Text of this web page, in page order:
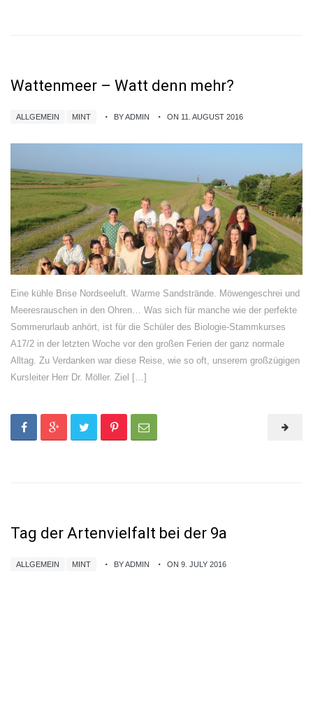
Wattenmeer – Watt denn mehr?
ALLGEMEIN MINT BY ADMIN ON 11. AUGUST 2016
Eine kühle Brise Nordseeluft. Warme Sandstrände. Möwengeschrei und
Meeresrauschen in den Ohren… Was sich für manche wie der perfekte
Sommerurlaub anhört, ist für die Schüler des Biologie-Stammkurses
A17/2 in der letzten Woche vor den großen Ferien der ganz normale
Alltag. Zu Verdanken war diese Reise, wie so oft, unserem großzügigen
Kursleiter Herr Dr. Möller. Ziel […]
Tag der Artenvielfalt bei der 9a
ALLGEMEIN MINT BY ADMIN ON 9. JULY 2016